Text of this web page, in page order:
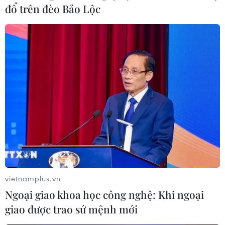
đổ trên đèo Bảo Lộc
vietnamplus.vn
Ngoại giao khoa học công nghệ: Khi ngoại
giao được trao sứ mệnh mới